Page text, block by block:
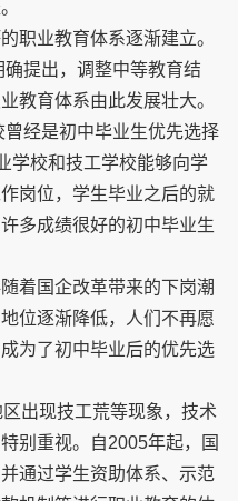
职业教育体系逐渐建立。
提出，调整中等教育结
教育体系由此发展壮大。
经是初中毕业生优先选择
学校和技工学校能够向学
岗位，学生毕业之后的就
多成绩很好的初中毕业生
着国企改革带来的下岗潮
位逐渐降低，人们不再愿
为了初中毕业后的优先选
出现技工荒等现象，技术
别重视。自2005年起，国
通过学生资助体系、示范